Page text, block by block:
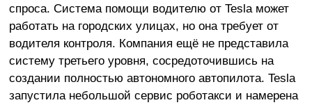
спроса. Система помощи водителю от Tesla может
работать на городских улицах, но она требует от
водителя контроля. Компания ещё не представила
систему третьего уровня, сосредоточившись на
создании полностью автономного автопилота. Tesla
запустила небольшой сервис роботакси и намерена